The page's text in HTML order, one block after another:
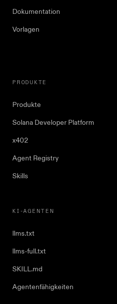
Dokumentation
Vorlagen
PRODUKTE
Produkte
Solana Developer Platform
x402
Agent Registry
Skills
KI-AGENTEN
llms.txt
llms-full.txt
SKILL.md
Agentenfähigkeiten